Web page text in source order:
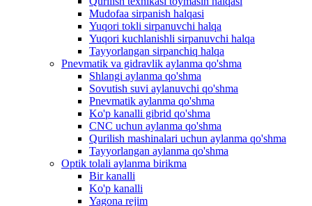
Mudofaa sirpanish halqasi
Yuqori tokli sirpanuvchi halqa
Yuqori kuchlanishli sirpanuvchi halqa
Tayyorlangan sirpanchiq halqa
Pnevmatik va gidravlik aylanma qo'shma
Shlangi aylanma qo'shma
Sovutish suvi aylanuvchi qo'shma
Pnevmatik aylanma qo'shma
Ko'p kanalli gibrid qo'shma
CNC uchun aylanma qo'shma
Qurilish mashinalari uchun aylanma qo'shma
Tayyorlangan aylanma qo'shma
Optik tolali aylanma birikma
Bir kanalli
Ko'p kanalli
Yagona rejim